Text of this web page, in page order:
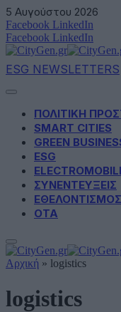
5 Αυγούστου 2026
Facebook LinkedIn
Facebook LinkedIn
ESG NEWSLETTERS
ΠΟΛΙΤΙΚΗ
SMART CITIES
GREEN
ESG
ΣΥΝΕΝΤΕΥΞΕΙΣ
ΕΘΕΛΟΝΤΙΣΜΟΣ
ΟΤΑ
Αρχική » logistics
logistics